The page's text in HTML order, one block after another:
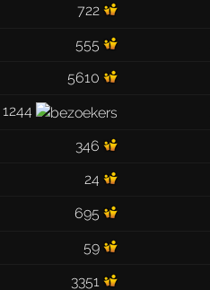
722
555
5610
1244
346
24
695
59
3351